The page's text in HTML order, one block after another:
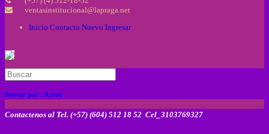
ventasinstitucional@lapraga.net
Inicio Contacto Nuevo Ingresar
buscar por : Array
Contactenos al Tel. (+57) (604) 512 18 52 Cel_3103769327